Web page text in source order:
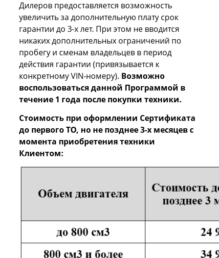
Дилеров предоставляется возможность
увеличить за дополнительную плату срок
гарантии до 3-х лет. При этом не вводится
никаких дополнительных ограничений по
пробегу и сменам владельцев в период
действия гарантии (привязывается к
конкретному VIN-номеру). Возможно
воспользоваться данной Программой в
течение 1 года после покупки техники.
Стоимость при оформлении Сертификата
до первого ТО, но не позднее 3-х месяцев с
момента приобретения техники
Клиентом: